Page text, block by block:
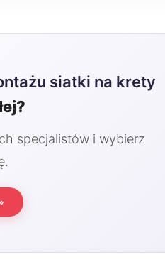
siatki na krety
specjalistów i wybierz